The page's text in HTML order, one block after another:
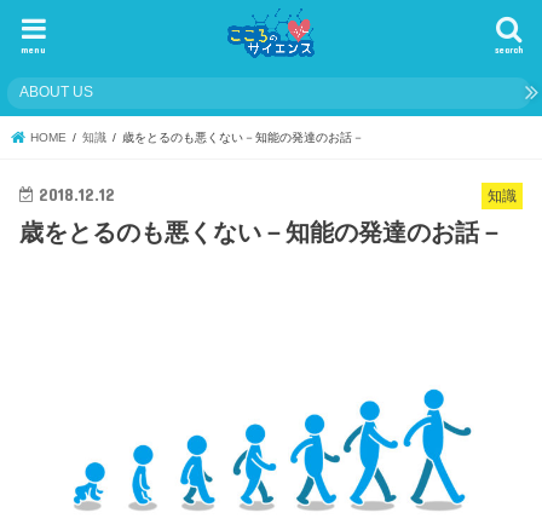
search
menu
ABOUT US
HOME 知識 歳をとるのも悪くない－知能の発達のお話－
知識
2018.12.12
歳をとるのも悪くない－知能の発達のお話－